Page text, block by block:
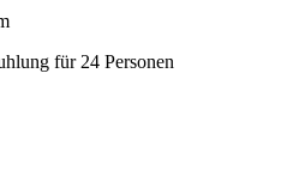
für 24 Personen